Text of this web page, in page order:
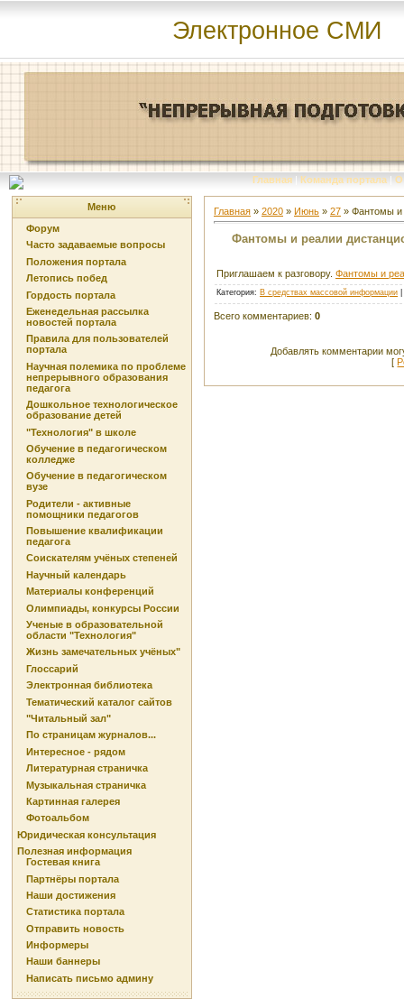
Электронное СМИ
Главная | Команда портала | О
Меню
Форум
Часто задаваемые вопросы
Положения портала
Летопись побед
Гордость портала
Еженедельная рассылка
новостей портала
Правила для пользователей
портала
Научная полемика по проблеме
непрерывного образования
педагога
Дошкольное технологическое
образование детей
"Технология" в школе
Обучение в педагогическом
колледже
Обучение в педагогическом
вузе
Родители - активные
помощники педагогов
Повышение квалификации
педагога
Соискателям учёных степеней
Научный календарь
Материалы конференций
Олимпиады, конкурсы России
Ученые в образовательной
области "Технология"
Жизнь замечательных учёных"
Глоссарий
Электронная библиотека
Тематический каталог сайтов
"Читальный зал"
По страницам журналов...
Интересное - рядом
Литературная страничка
Музыкальная страничка
Картинная галерея
Фотоальбом
Юридическая консультация
Полезная информация
Гостевая книга
Партнёры портала
Наши достижения
Статистика портала
Отправить новость
Информеры
Наши баннеры
Написать письмо админу
Главная » 2020 » Июнь » 27 » Фантомы и
Фантомы и реалии
Приглашаем к разговору. Фантомы и
Категория: В средствах массовой информации
Всего комментариев: 0
Добавлять комментарии
[